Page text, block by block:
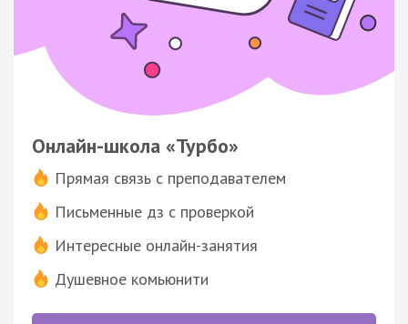
Онлайн-школа «Турбо»
Прямая связь с преподавателем
Письменные дз с проверкой
Интересные онлайн-занятия
Душевное комьюнити